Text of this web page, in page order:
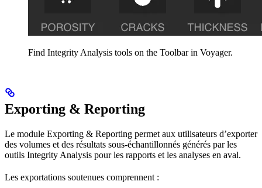
Find Integrity Analysis tools on the Toolbar in Voyager.
Exporting & Reporting
Le module Exporting & Reporting permet aux utilisateurs d’exporter
des volumes et des résultats sous-échantillonnés générés par les
outils Integrity Analysis pour les rapports et les analyses en aval.
Les exportations soutenues comprennent :